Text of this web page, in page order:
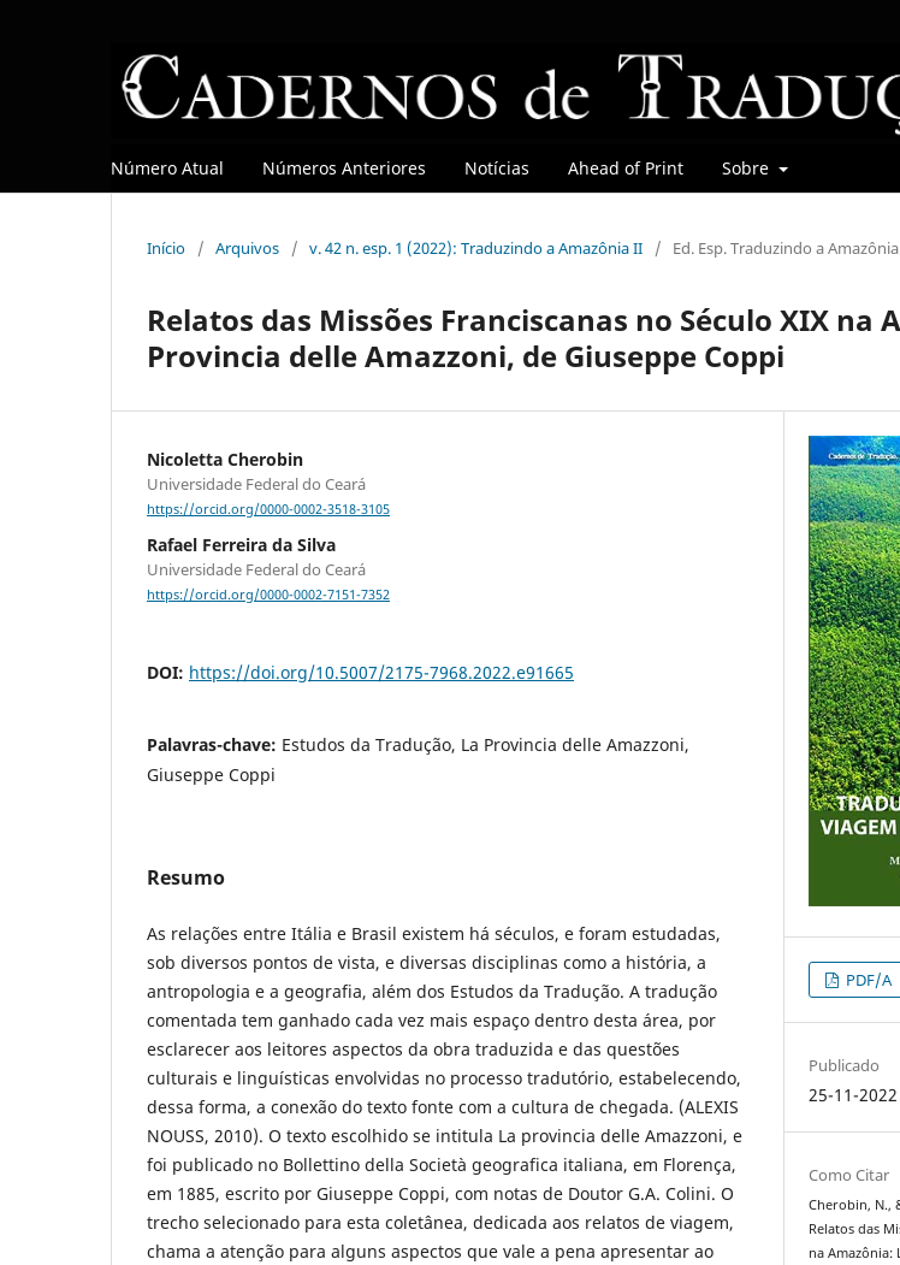
Número Atual Números Anteriores Notícias Ahead of Print Sobre
Início / Arquivos / v. 42 n. esp. 1 (2022): Traduzindo a Amazônia II / Ed. Esp. Traduzindo a Amazônia
Relatos das Missões Franciscanas no Século XIX na
Provincia delle Amazzoni, de Giuseppe Coppi
Nicoletta Cherobin
Universidade Federal do Ceará
https://orcid.org/0000-0002-3518-3105
Rafael Ferreira da Silva
Universidade Federal do Ceará
https://orcid.org/0000-0002-7151-7352
DOI: https://doi.org/10.5007/2175-7968.2022.e91665
Palavras-chave: Estudos da Tradução, La Provincia delle Amazzoni,
Giuseppe Coppi
Resumo
As relações entre Itália e Brasil existem há séculos, e foram estudadas,
sob diversos pontos de vista, e diversas disciplinas como a história, a
antropologia e a geografia, além dos Estudos da Tradução. A tradução
comentada tem ganhado cada vez mais espaço dentro desta área, por
esclarecer aos leitores aspectos da obra traduzida e das questões
culturais e linguísticas envolvidas no processo tradutório, estabelecendo,
dessa forma, a conexão do texto fonte com a cultura de chegada. (ALEXIS
NOUSS, 2010). O texto escolhido se intitula La provincia delle Amazzoni, e
foi publicado no Bollettino della Società geografica italiana, em Florença,
em 1885, escrito por Giuseppe Coppi, com notas de Doutor G.A. Colini. O
trecho selecionado para esta coletânea, dedicada aos relatos de viagem,
chama a atenção para alguns aspectos que vale a pena apresentar ao
PDF/A
Publicado
25-11-2022
Como Citar
Cherobin, N.,
Relatos das
na Amazônia: